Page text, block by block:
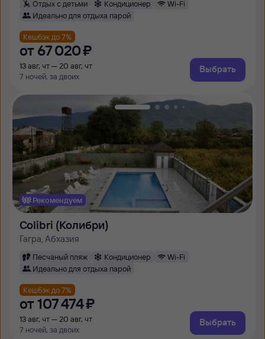
Отдых с детьми Кондиционер
Wi-Fi
Идеально для отдыха парой
Кешбэк до 7%
от 67 ⁠020 ⁠₽
13 авг, чт — 20 авг, чт
7 ночей, за двоих
Выбрать
Рекомендуем
Colibri (Колибри)
Гагра, Абхазия
Песчаный пляж Кондиционер
Wi-Fi
Идеально для отдыха парой
Кешбэк до 7%
от 107 ⁠474 ⁠₽
13 авг, чт — 20 авг, чт
7 ночей, за двоих
Выбрать